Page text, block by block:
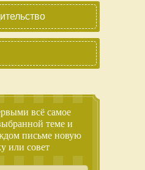
всё самое
теме и
письме новую
или совет